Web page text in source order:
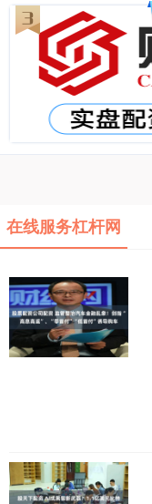
在线服务杠杆网